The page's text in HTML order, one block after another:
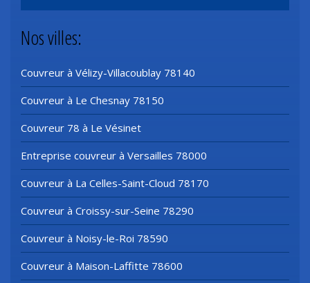
Nos villes:
Couvreur à Vélizy-Villacoublay 78140
Couvreur à Le Chesnay 78150
Couvreur 78 à Le Vésinet
Entreprise couvreur à Versailles 78000
Couvreur à La Celles-Saint-Cloud 78170
Couvreur à Croissy-sur-Seine 78290
Couvreur à Noisy-le-Roi 78590
Couvreur à Maison-Laffitte 78600